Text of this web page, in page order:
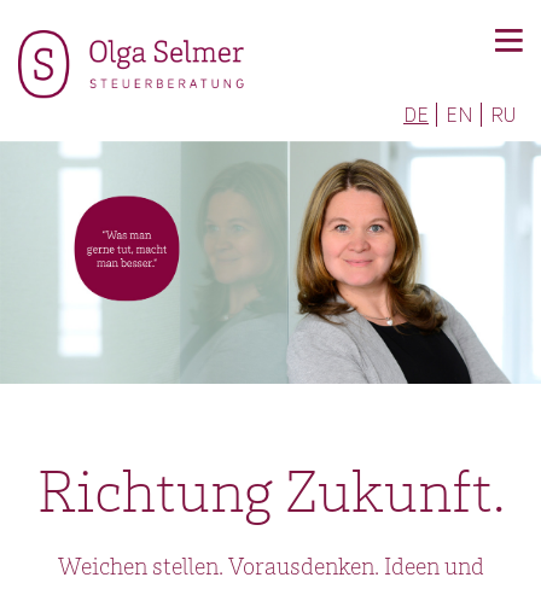
DE EN RU
Richtung Zukunft.
Weichen stellen. Vorausdenken. Ideen und